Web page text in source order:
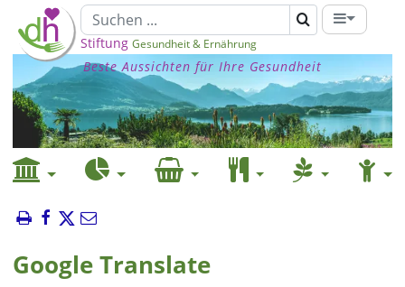
Stiftung Gesundheit & Ernährung
Beste Aussichten für Ihre Gesundheit
Google Translate